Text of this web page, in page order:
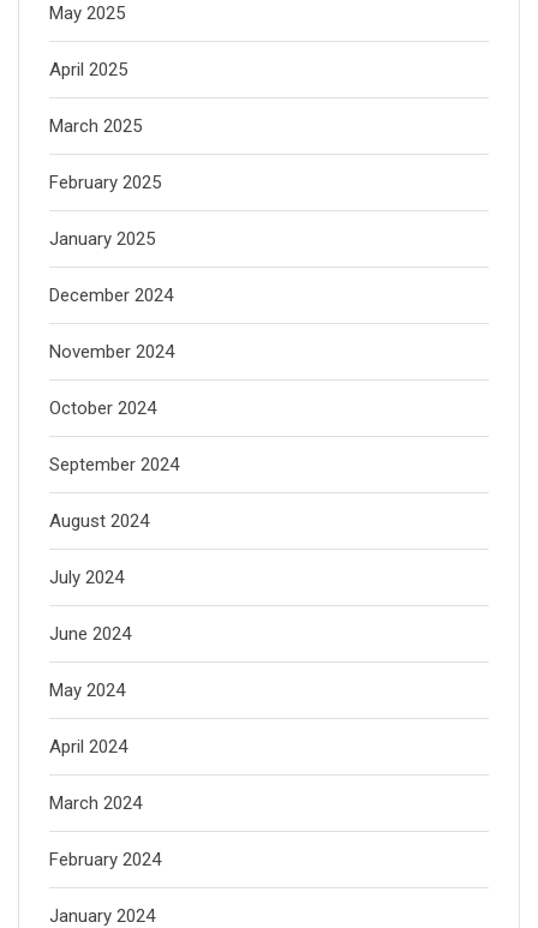
May 2025
April 2025
March 2025
February 2025
January 2025
December 2024
November 2024
October 2024
September 2024
August 2024
July 2024
June 2024
May 2024
April 2024
March 2024
February 2024
January 2024